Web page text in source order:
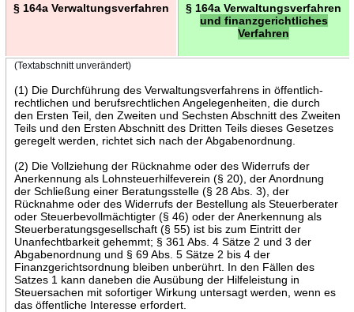
§ 164a Verwaltungsverfahren
§ 164a Verwaltungsverfahren
und finanzgerichtliches
Verfahren
(Textabschnitt unverändert)
(1) Die Durchführung des Verwaltungsverfahrens in öffentlich-
rechtlichen und berufsrechtlichen Angelegenheiten, die durch
den Ersten Teil, den Zweiten und Sechsten Abschnitt des Zweiten
Teils und den Ersten Abschnitt des Dritten Teils dieses Gesetzes
geregelt werden, richtet sich nach der Abgabenordnung.
(2) Die Vollziehung der Rücknahme oder des Widerrufs der
Anerkennung als Lohnsteuerhilfeverein (§ 20), der Anordnung
der Schließung einer Beratungsstelle (§ 28 Abs. 3), der
Rücknahme oder des Widerrufs der Bestellung als Steuerberater
oder Steuerbevollmächtigter (§ 46) oder der Anerkennung als
Steuerberatungsgesellschaft (§ 55) ist bis zum Eintritt der
Unanfechtbarkeit gehemmt; § 361 Abs. 4 Sätze 2 und 3 der
Abgabenordnung und § 69 Abs. 5 Sätze 2 bis 4 der
Finanzgerichtsordnung bleiben unberührt. In den Fällen des
Satzes 1 kann daneben die Ausübung der Hilfeleistung in
Steuersachen mit sofortiger Wirkung untersagt werden, wenn es
das öffentliche Interesse erfordert.